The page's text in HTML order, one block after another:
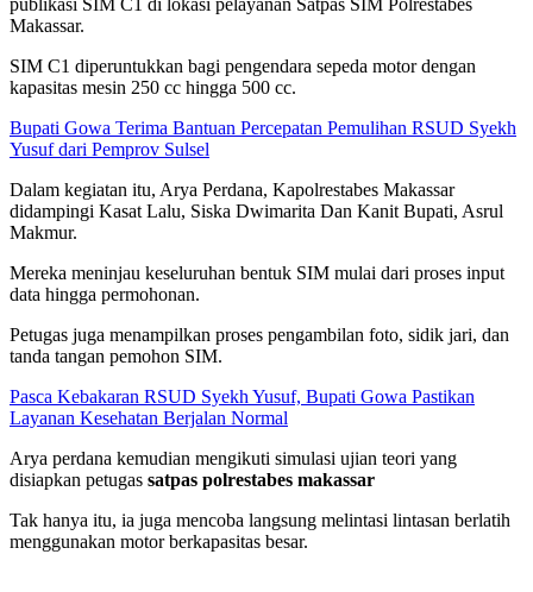
publikasi SIM C1 di lokasi pelayanan Satpas SIM Polrestabes
Makassar.
SIM C1 diperuntukkan bagi pengendara sepeda motor dengan
kapasitas mesin 250 cc hingga 500 cc.
Bupati Gowa Terima Bantuan Percepatan Pemulihan RSUD Syekh
Yusuf dari Pemprov Sulsel
Dalam kegiatan itu, Arya Perdana, Kapolrestabes Makassar
didampingi Kasat Lalu, Siska Dwimarita Dan Kanit Bupati, Asrul
Makmur.
Mereka meninjau keseluruhan bentuk SIM mulai dari proses input
data hingga permohonan.
Petugas juga menampilkan proses pengambilan foto, sidik jari, dan
tanda tangan pemohon SIM.
Pasca Kebakaran RSUD Syekh Yusuf, Bupati Gowa Pastikan
Layanan Kesehatan Berjalan Normal
Arya perdana kemudian mengikuti simulasi ujian teori yang
disiapkan petugas satpas polrestabes makassar
Tak hanya itu, ia juga mencoba langsung melintasi lintasan berlatih
menggunakan motor berkapasitas besar.